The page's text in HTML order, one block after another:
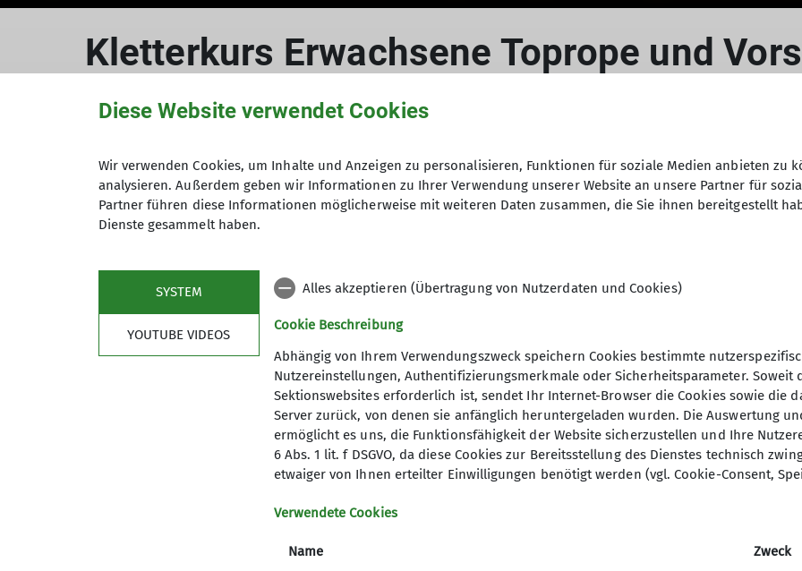
Kletterkurs Erwachsene Toprope und
Kletterkurs
Ihr wollt hoch hinaus? Und zwar sicher? Mit Gurt und Seil? Dieser Kompaktkurs für
Sicheres, eigenverantwortliches Klettern an künstlichen Kletteranlagen.
Es besteht im Kurs die Möglichkeit die DAV-Scheine "Sicher Toprope Klettern" und "Vorstieg"
Voraussetzung:Spaß an der Bewegung, Mitgliedschaft im DAV!
Diese Website verwendet Cookies
Wir verwenden Cookies, um Inhalte und Anzeigen zu personalisieren, Funktionen für soziale Medien anbieten zu
analysieren. Außerdem geben wir Informationen zu Ihrer Verwendung unserer Website an unsere Partner für
Partner führen diese Informationen möglicherweise mit weiteren Daten zusammen, die Sie ihnen bereitgestellt
Dienste gesammelt haben.
SYSTEM
YOUTUBE VIDEOS
Alles akzeptieren (Übertragung von Nutzerdaten und Cookies)
Cookie Beschreibung
Abhängig von Ihrem Verwendungszweck speichern Cookies bestimmte
Nutzereinstellungen, Authentifizierungsmerkmale oder Sicherheitsparameter. Soweit
Sektionswebsites erforderlich ist, sendet Ihr Internet-Browser die Cookies sowie die
Server zurück, von denen sie anfänglich heruntergeladen wurden. Die Auswertung
ermöglicht es uns, die Funktionsfähigkeit der Website sicherzustellen und Ihre
6 Abs. 1 lit. f DSGVO, da diese Cookies zur Bereitsstellung des Dienstes technisch
etwaiger von Ihnen erteilter Einwilligungen benötigt werden (vgl. Cookie-Consent,
Verwendete Cookies
Name Zweck